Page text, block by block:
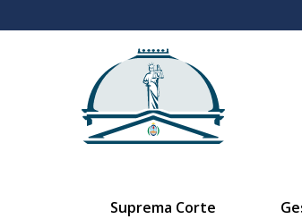
Suprema Corte